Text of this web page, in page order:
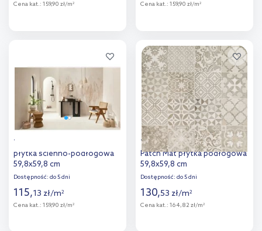
Cena kat.: 159,90 zł/m2
porównania
Cena kat.: 159,90 zł/m2
Dodaj do
porównania
Tubądzin Mild Clay Ivory
płytka ścienno-podłogowa
59,8x59,8 cm
Dostępność: do 5 dni
115,13 zł/m2
Cena kat.: 159,90 zł/m2
Tubądzin Sfumato Grey
Patch Mat płytka podłogowa
59,8x59,8 cm
Dostępność: do 5 dni
130,53 zł/m2
Cena kat.: 164,82 zł/m2